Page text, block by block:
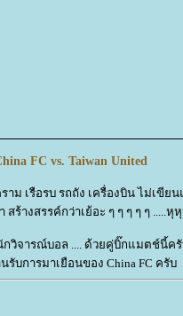
FC vs. Taiwan United
ราม เรือรบ รถถัง เครื่องบิน ไม่เขี
ร้างสรรค์กว่าเย้อะ ๆ ๆ ๆ ๆ ๆ .....หุ
กวิจารณ์บอล .... ด้วยคู่บิ๊กแมตช์นี้ค
รับการมาเยือนของ China FC ครับ